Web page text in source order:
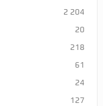
2 204
20
218
61
24
127